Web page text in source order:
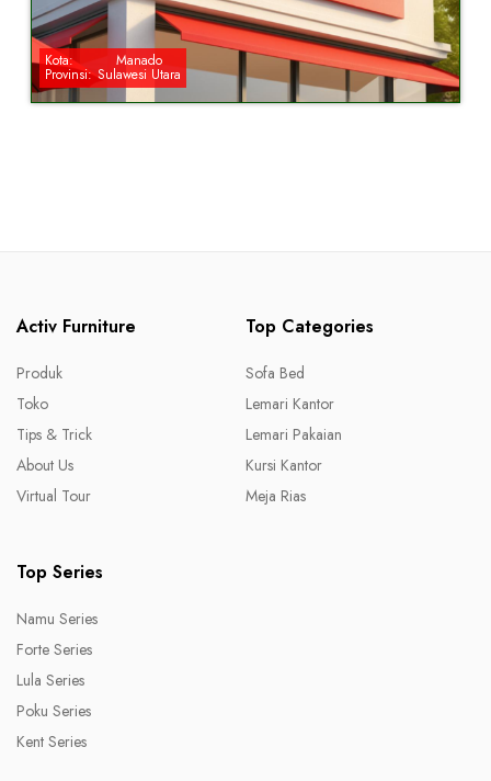
Kota: Manado
Provinsi: Sulawesi Utara
Activ Furniture
Produk
Toko
Tips & Trick
About Us
Virtual Tour
Top Categories
Sofa Bed
Lemari Kantor
Lemari Pakaian
Kursi Kantor
Meja Rias
Top Series
Namu Series
Forte Series
Lula Series
Poku Series
Kent Series